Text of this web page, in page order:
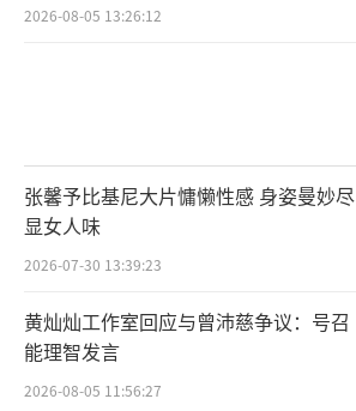
2026-08-05 13:26:12
张馨予比基尼大片慵懒性感 身姿曼妙尽
显女人味
2026-07-30 13:39:23
黄灿灿工作室回应与曾沛慈争议：号召
能理智发言
2026-08-05 11:56:27